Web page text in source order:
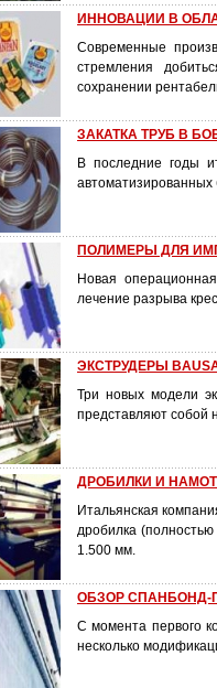
ИННОВАЦИИ В
Современные
стремления
сохранении
ЗАКАТКА ТРУБ В
В последние годы
автоматизированных
ПОЛИМЕРЫ ДЛЯ
Новая
лечение разрыва
ЭКСТРУДЕРЫ
Три новых модели
представляют собой
ДРОБИЛКИ И
Итальянская
дробилка
1.500 мм.
ОБЗОР СПАНБОНД-
С момента первого
несколько